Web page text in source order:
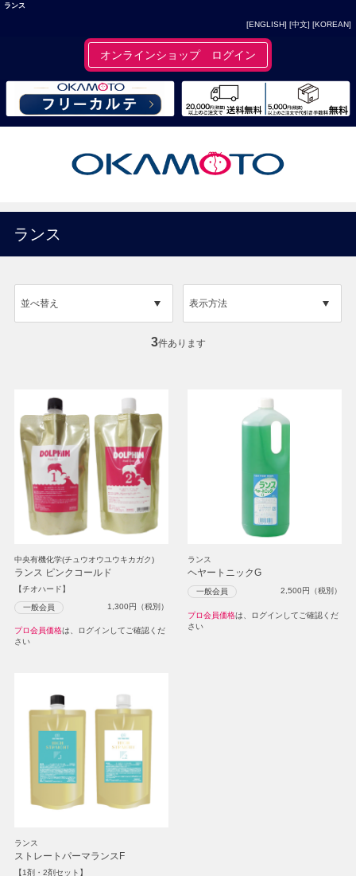
ランス
[ENGLISH] [中文] [KOREAN]
オンラインショップ ログイン
ランス
表示方法
並べ替え
3件あります
中央有機化学(チュウオウユウキカガク)
ランス ピンクコールド
【チオハード】
一般会員 1,300円（税別）
プロ会員価格は、ログインしてご確認くだ
さい
ランス
ヘヤートニックG
一般会員 2,500円（税別）
プロ会員価格は、ログインしてご確認くだ
さい
ランス
ストレートパーマランスF
【1剤・2剤セット】